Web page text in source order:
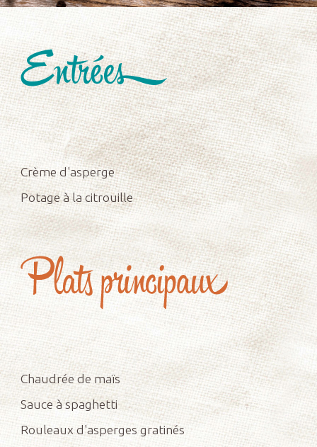
Crème d'asperge
Potage à la citrouille
Chaudrée de maïs
Sauce à spaghetti
Rouleaux d'asperges gratinés